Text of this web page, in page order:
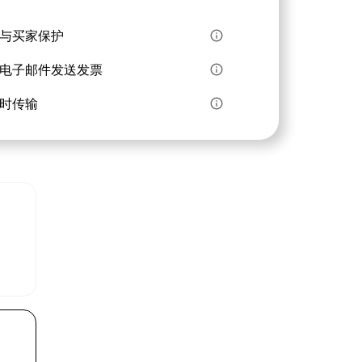
买家保护 info_outline
子邮件发送发票 info_outline
传输 info_outline